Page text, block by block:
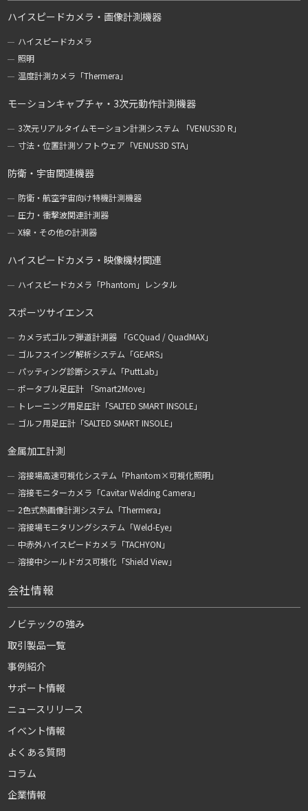
ハイスピードカメラ・画像計測機器
ハイスピードカメラ
照明
温度計測カメラ「Thermera」
モーションキャプチャ・3次元動作計測機器
3次元リアルタイムモーション計測システム 「VENUS3D R」
寸法・位置計測ソフトウェア「VENUS3D STA」
防衛・宇宙関連機器
防衛・航空宇宙向け特機計測機器
圧力・衝撃波関連計測器
X線・その他の計測器
ハイスピードカメラ・映像機材関連
ハイスピードカメラ「Phantom」レンタル
スポーツサイエンス
カメラ式ゴルフ弾道計測器 「GCQuad / QuadMAX」
ゴルフスイング解析システム「GEARS」
パッティング診断システム「PuttLab」
ポータブル足圧計 「Smart2Move」
トレーニング用足圧計「SALTED SMART INSOLE」
ゴルフ用足圧計「SALTED SMART INSOLE」
金属加工計測
溶接場高速可視化システム「Phantom×可視化照明」
溶接モニターカメラ「Cavitar Welding Camera」
2色式熱画像計測システム「Thermera」
溶接場モニタリングシステム「Weld-Eye」
中赤外ハイスピードカメラ「TACHYON」
溶接中シールドガス可視化「Shield View」
会社情報
ノビテックの強み
取引製品一覧
事例紹介
サポート情報
ニュースリリース
イベント情報
よくある質問
コラム
企業情報